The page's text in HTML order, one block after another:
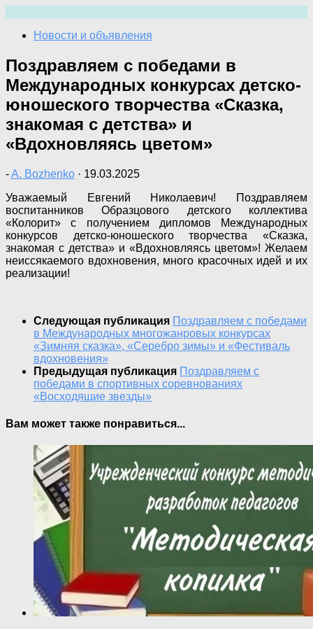
содержимому
Новости и объявления
Поздравляем с победами в
Международных конкурсах детско-
юношеского творчества «Сказка,
знакомая с детства» и
«Вдохновляясь цветом»
-A. Bozhenko · 19.03.2025
Уважаемый Евгений Николаевич! Поздравляем
воспитанников Образцового детского коллектива
«Колорит» с получением дипломов Международных
конкурсов детско-юношеского творчества «Сказка,
знакомая с детства» и «Вдохновляясь цветом»! Желаем
неиссякаемого вдохновения, много красочных идей и их
реализации!
Следующая публикация Поздравляем с победами
в Международных многожанровых конкурсах
«Зимняя сказка», «Серебро зимы» и «Фестиваль
вдохновения»
Предыдущая публикация Поздравляем с
победами в спортивных соревнованиях
«Восходящие звезды»
Вам может также понравиться...